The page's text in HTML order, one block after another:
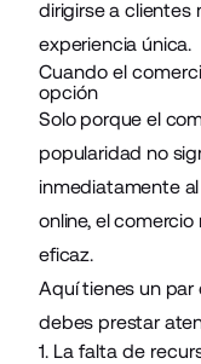
dirigirse a clientes
experiencia única.
Cuando el
opción
Solo porque el
popularidad no
inmediatamente
online, el
eficaz.
Aquí tienes un par
debes prestar
1. La falta de